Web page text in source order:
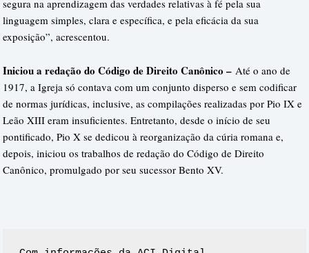
segura na aprendizagem das verdades relativas à fé pela sua
linguagem simples, clara e específica, e pela eficácia da sua
exposição”, acrescentou.
Iniciou a redação do Código de Direito Canônico –Até o ano de
1917, a Igreja só contava com um conjunto disperso e sem codificar
de normas jurídicas, inclusive, as compilações realizadas por Pio IX e
Leão XIII eram insuficientes. Entretanto, desde o início de seu
pontificado, Pio X se dedicou à reorganização da cúria romana e,
depois, iniciou os trabalhos de redação do Código de Direito
Canônico, promulgado por seu sucessor Bento XV.